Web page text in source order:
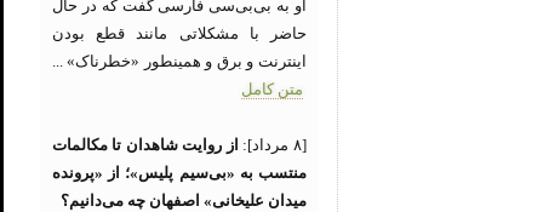
او به بی‌بی‌سی فارسی گفت که در حال
حاضر با مشکلاتی مانند قطع بودن
اینترنت و برق و همینطور «خطرناک» ...
متن کامل
[۸ مرداد]:
از روایت شاهدان تا مکالمات
منتسب به «بی‌سیم پلیس»؛ از «پرونده
میدان علیخانی» اصفهان چه می‌دانیم؟